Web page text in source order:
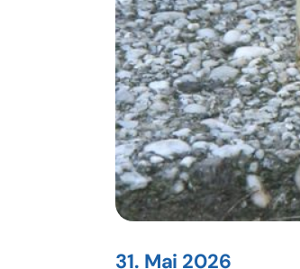
31. Mai 2026